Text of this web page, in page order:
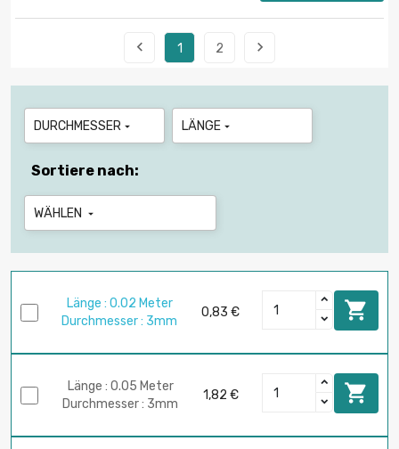
 1 2 
DURCHMESSER  LÄNGE 
Sortiere nach:
WÄHLEN 
Länge : 0.02 Meter
Durchmesser : 3mm
0,83 € 
Länge : 0.05 Meter
Durchmesser : 3mm
1,82 € 